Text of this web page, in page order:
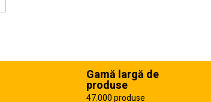
Gamă largă de
produse
47.000 produse